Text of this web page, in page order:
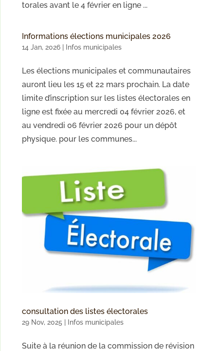
torales avant le 4 février en ligne ...
Informations élections municipales 2026
14 Jan, 2026| Infos municipales
Les élections municipales et communautaires
auront lieu les 15 et 22 mars prochain. La date
limite d’inscription sur les listes électorales en
ligne est fixée au mercredi 04 février 2026, et
au vendredi 06 février 2026 pour un dépôt
physique. pour les communes...
consultation des listes électorales
29 Nov, 2025 Infos municipales
Suite à la réunion de la commission de révision